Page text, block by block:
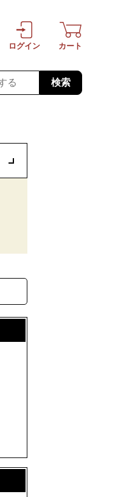
検索
ログイン カート